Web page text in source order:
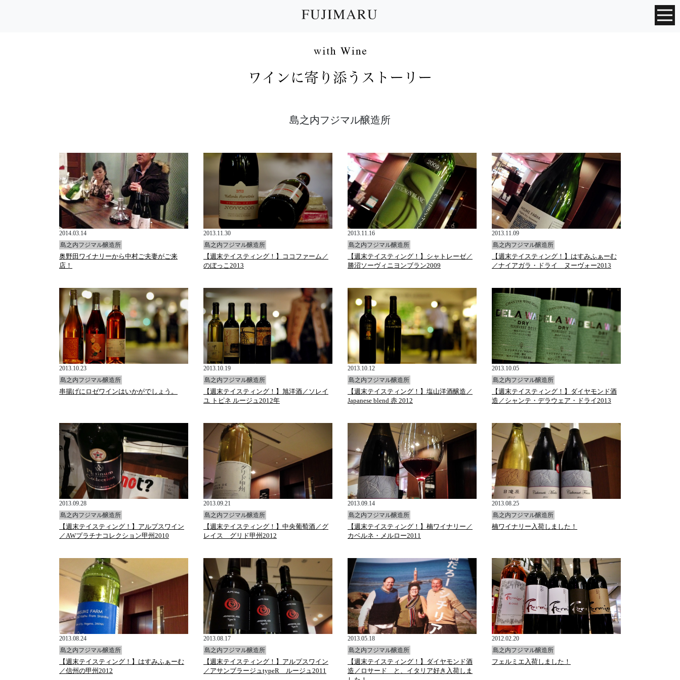
島之内フジマル醸造所
2014.03.14
島之内フジマル醸造所
奥野田ワイナリーから中村ご夫妻がご来
店！
2013.11.30
島之内フジマル醸造所
【週末テイスティング！】ココファーム／
のぼっこ2013
2013.11.16
島之内フジマル醸造所
【週末テイスティング！】シャトレーゼ／
勝沼ソーヴィニヨンブラン2009
2013.11.09
島之内フジマル醸造所
【週末テイスティング！】はすみふぁーむ
／ナイアガラ・ドライ ヌーヴォー2013
2013.10.23
島之内フジマル醸造所
串揚げにロゼワインはいかがでしょう。
2013.10.19
島之内フジマル醸造所
【週末テイスティング！】旭洋酒／ソレイ
ユ トピネ ルージュ2012年
2013.10.12
島之内フジマル醸造所
【週末テイスティング！】塩山洋酒醸造／
Japanese blend 赤 2012
2013.10.05
島之内フジマル醸造所
【週末テイスティング！】ダイヤモンド酒
造／シャンテ・デラウェア・ドライ2013
2013.09.28
島之内フジマル醸造所
【週末テイスティング！】アルプスワイン
／AWプラチナコレクション甲州2010
2013.09.21
島之内フジマル醸造所
【週末テイスティング！】中央葡萄酒／グ
レイス グリド甲州2012
2013.09.14
島之内フジマル醸造所
【週末テイスティング！】楠ワイナリー／
カベルネ・メルロー2011
2013.08.25
島之内フジマル醸造所
楠ワイナリー入荷しました！
2013.08.24
島之内フジマル醸造所
【週末テイスティング！】はすみふぁーむ
／信州の甲州2012
2013.08.17
島之内フジマル醸造所
【週末テイスティング！】アルプスワイン
／アサンブラージュtypeR ルージュ2011
2013.05.18
島之内フジマル醸造所
【週末テイスティング！】ダイヤモンド酒
造／ロサード と、イタリア好き入荷しま
2012.02.20
島之内フジマル醸造所
フェルミエ入荷しました！